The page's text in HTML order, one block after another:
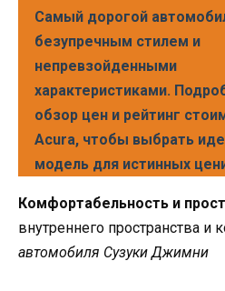
Самый дорогой
безупречным стилем и
непревзойденными
характеристиками.
обзор цен и рейтинг
Acura, чтобы выбрать
модель для истинных
Комфортабельность и
внутреннего пространства и
автомобиля Сузуки Джимни